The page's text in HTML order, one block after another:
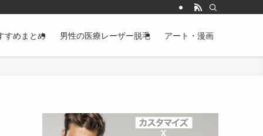
すめまとめ 男性の医療レーザー脱毛 アート・漫画